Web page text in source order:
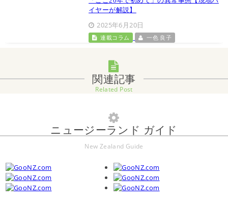
イヤーが解説】
2025年6月20日
連載コラム 一色 良子
関連記事
Related Post
ニュージーランド ガイド
New Zealand Guide